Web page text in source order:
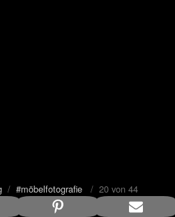
/ #möbelfotografie/ 20 von 44
anzeigen